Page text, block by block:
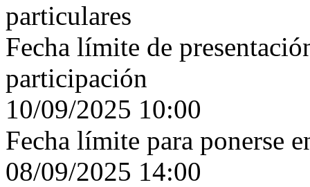
particulares
Fecha límite de
participación
10/09/2025 10:00
Fecha límite para ponerse
08/09/2025 14:00